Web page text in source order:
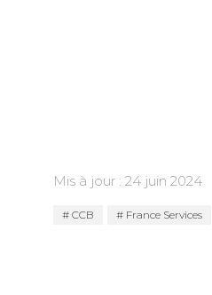
Mis à jour : 24 juin 2024
CCB France Services